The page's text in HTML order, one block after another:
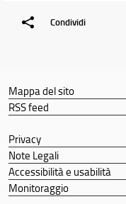
Condividi
Mappa del sito
RSS feed
Privacy
Note Legali
Accessibilità e usabilità
Monitoraggio